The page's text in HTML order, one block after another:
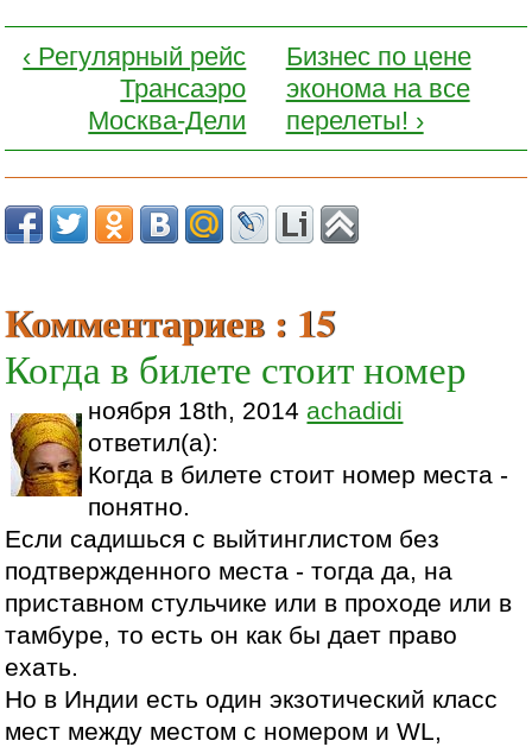
‹ Регулярный рейс
Трансаэро
Москва-Дели
Бизнес по цене
эконома на все
перелеты! ›
Комментариев : 15
Когда в билете стоит номер
ноября 18th, 2014 achadidi
ответил(а):
Когда в билете стоит номер места -
понятно.
Если садишься с выйтинглистом без
подтвержденного места - тогда да, на
приставном стульчике или в проходе или в
тамбуре, то есть он как бы дает право
ехать.
Но в Индии есть один экзотический класс
мест между местом с номером и WL,